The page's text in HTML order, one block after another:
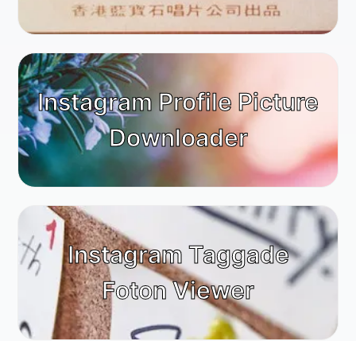
Instagram Profile Picture
Downloader
Instagram Taggade
Foton Viewer